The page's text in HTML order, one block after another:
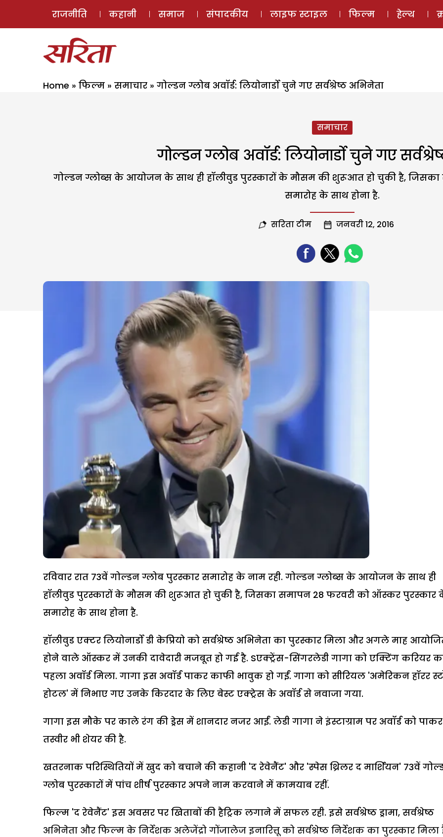
ई-मैगज़ीन
राजनीति कहानी समाज संपादकीय लाइफ स्टाइल फिल्म हेल्थ
Home » फिल्म » समाचार » गोल्डन ग्लोब अवॉर्ड: लियोनार्डो चुने गए सर्वश्रेष्ठ अभिनेता
समाचार
गोल्डन ग्लोब अवॉर्ड: लियोनार्डो चुने गए
गोल्डन ग्लोब्स के आयोजन के साथ ही हॉलीवुड पुरस्कारों के मौसम की शुरूआत हो चुकी है,
समारोह के साथ होना है.
सरिता टीम जनवरी 12, 2016
रविवार रात 73वें गोल्डन ग्लोब पुरस्कार समारोह के नाम रही. गोल्डन ग्लोब्स के आयोजन के साथ ही
हॉलीवुड पुरस्कारों के मौसम की शुरूआत हो चुकी है, जिसका समापन 28 फरवरी को ऑस्कर पुरस्कार
समारोह के साथ होना है.
हॉलीवुड एक्टर लियोनार्डो डी केप्रियो को सर्वश्रेष्ठ अभिनेता का पुरस्कार मिला और अगले माह
होने वाले ऑस्कर में उनकी दावेदारी मजबूत हो गई है. Sएक्ट्रेंस-सिंगरलेडी गागा को एक्टिंग करियर
पहला अवॉर्ड मिला. गागा इस अवॉर्ड पाकर काफी भावुक हो गईं. गागा को सीरियल 'अमेरिकन हॉरर
होटल' में निभाए गए उनके किरदार के लिए बेस्ट एक्ट्रेस के अवॉर्ड से नवाजा गया.
गागा इस मौके पर काले रंग की ड्रेस में शानदार नजर आईं. लेडी गागा ने इंस्टाग्राम पर अवॉर्ड को पाकर
तस्वीर भी शेयर की है.
खतरनाक परिस्थितियों में खुद को बचाने की कहानी 'द रेवेनैंट' और 'स्पेस थ्रिलर द मार्शियन' 73वें
ग्लोब पुरस्कारों में पांच शीर्ष पुरस्कार अपने नाम करवाने में कामयाब रहीं.
फिल्म 'द रेवेनैंट' इस अवसर पर खिताबों की हैट्रिक लगाने में सफल रही. इसे सर्वश्रेष्ठ ड्रामा, सर्वश्रेष्ठ
अभिनेता और फिल्म के निर्देशक अलेजेंद्रो गोंजालेज इनारित्तू को सर्वश्रेष्ठ निर्देशक का पुरस्कार मिला